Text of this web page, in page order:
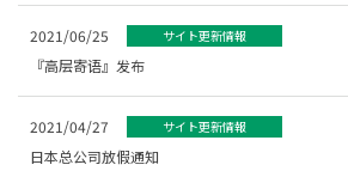
2021/06/25 サイト更新情報
『高层寄语』发布
2021/04/27 サイト更新情報
日本总公司放假通知